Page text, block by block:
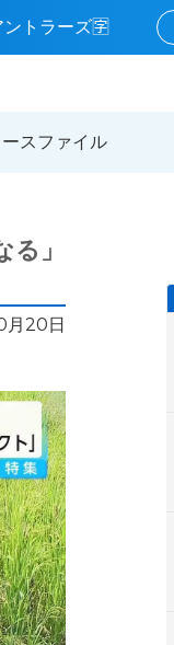
トラーズ🈑
スファイル
」
月20日